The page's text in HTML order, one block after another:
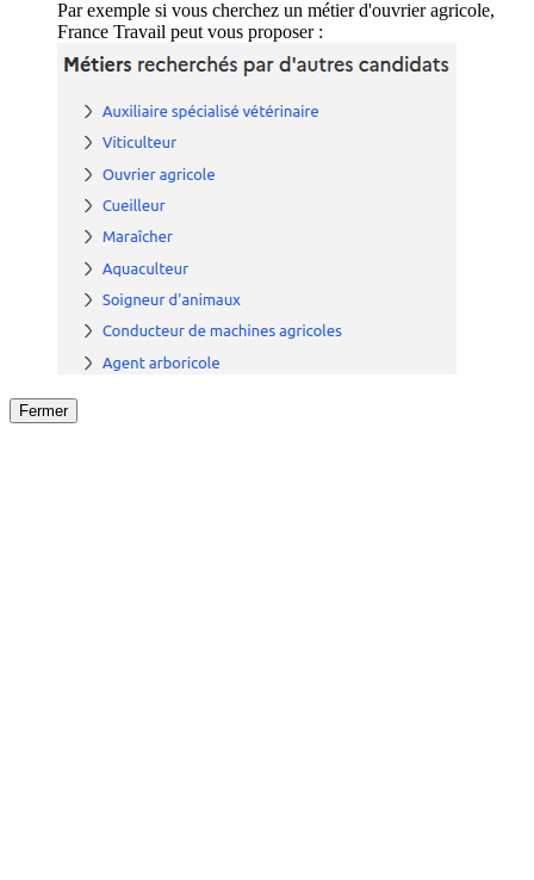
Par exemple si vous cherchez un métier d'ouvrier agricole,
France Travail peut vous proposer :
Fermer